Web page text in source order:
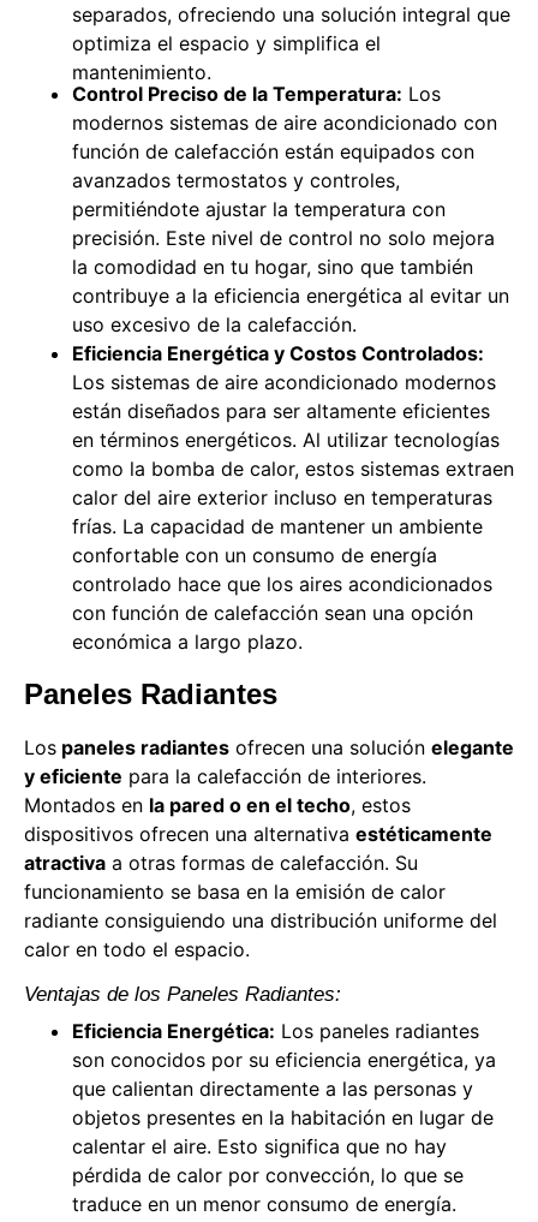
separados, ofreciendo una solución integral que
optimiza el espacio y simplifica el
mantenimiento.
Control Preciso de la Temperatura: Los
modernos sistemas de aire acondicionado con
función de calefacción están equipados con
avanzados termostatos y controles,
permitiéndote ajustar la temperatura con
precisión. Este nivel de control no solo mejora
la comodidad en tu hogar, sino que también
contribuye a la eficiencia energética al evitar un
uso excesivo de la calefacción.
Eficiencia Energética y Costos Controlados:
Los sistemas de aire acondicionado modernos
están diseñados para ser altamente eficientes
en términos energéticos. Al utilizar tecnologías
como la bomba de calor, estos sistemas extraen
calor del aire exterior incluso en temperaturas
frías. La capacidad de mantener un ambiente
confortable con un consumo de energía
controlado hace que los aires acondicionados
con función de calefacción sean una opción
económica a largo plazo.
Paneles Radiantes
Los paneles radiantes ofrecen una solución elegante
y eficiente para la calefacción de interiores.
Montados en la pared o en el techo, estos
dispositivos ofrecen una alternativa estéticamente
atractiva a otras formas de calefacción. Su
funcionamiento se basa en la emisión de calor
radiante consiguiendo una distribución uniforme del
calor en todo el espacio.
Ventajas de los Paneles Radiantes:
Eficiencia Energética: Los paneles radiantes
son conocidos por su eficiencia energética, ya
que calientan directamente a las personas y
objetos presentes en la habitación en lugar de
calentar el aire. Esto significa que no hay
pérdida de calor por convección, lo que se
traduce en un menor consumo de energía.